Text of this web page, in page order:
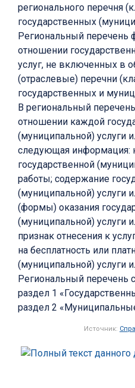
регионального перечня
государственных
Региональный перечень
отношении
услуг, не включенных в
(отраслевые) перечни
государственных и
В региональный
отношении каждой
(муниципальной) услуги
следующая информация:
государственной
работы; содержание
(муниципальной) услуги
(формы) оказания
(муниципальной) услуги
признак отнесения к
на бесплатность или
(муниципальной) услуги
Региональный перечень
раздел 1
раздел 2
Источник: